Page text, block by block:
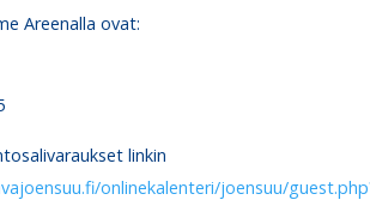
Areenalla ovat:
linkin
onlinekalenteri/joensuu/